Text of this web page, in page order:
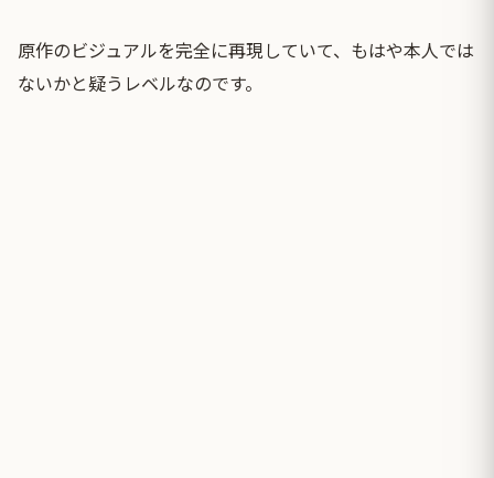
原作のビジュアルを完全に再現していて、もはや本人では
ないかと疑うレベルなのです。